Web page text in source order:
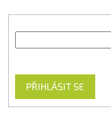
PŘIHLÁSIT SE